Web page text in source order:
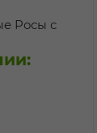
Росы с